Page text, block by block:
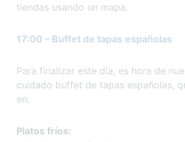
tiendas usando un mapa.
17:00 – Buffet de tapas españolas
Para finalizar este día, es hora de
cuidado buffet de tapas españolas,
en:
Platos fríos: